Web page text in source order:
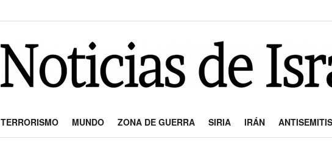
TERRORISMO MUNDO ZONA DE GUERRA SIRIA IRÁN